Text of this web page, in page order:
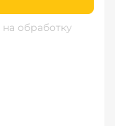
на обработку